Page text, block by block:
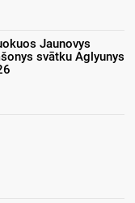
Jaunovys
svātku Aglyunys